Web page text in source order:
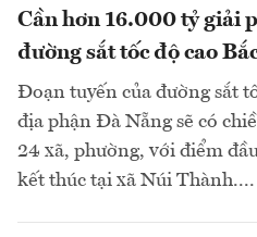
Cần hơn 16.000 tỷ giải
đường sắt tốc độ cao
Đoạn tuyến của đường sắt
địa phận Đà Nẵng sẽ có
24 xã, phường, với điểm
kết thúc tại xã Núi Thành....